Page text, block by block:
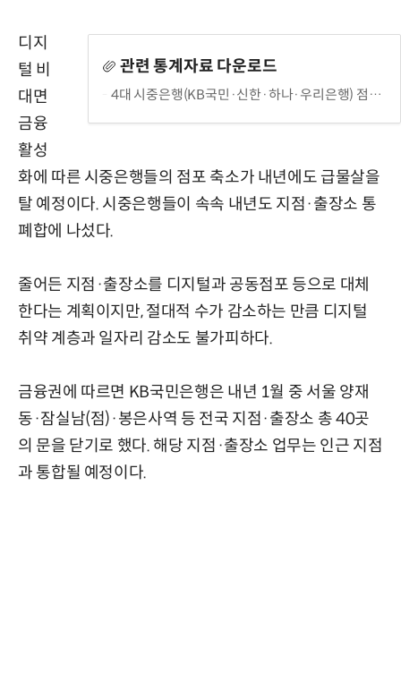
관련 통계자료 다운로드
4대 시중은행(KB국민·신한·하나·우리은행) 점포·충장소현황
디지
털 비
대면
금융
활성
화에 따른 시중은행들의 점포 축소가 내년에도 급물살을
탈 예정이다. 시중은행들이 속속 내년도 지점·출장소 통
폐합에 나섰다.
줄어든 지점·출장소를 디지털과 공동점포 등으로 대체
한다는 계획이지만, 절대적 수가 감소하는 만큼 디지털
취약 계층과 일자리 감소도 불가피하다.
금융권에 따르면 KB국민은행은 내년 1월 중 서울 양재
동·잠실남(점)·봉은사역 등 전국 지점·출장소 총 40곳
의 문을 닫기로 했다. 해당 지점·출장소 업무는 인근 지점
과 통합될 예정이다.